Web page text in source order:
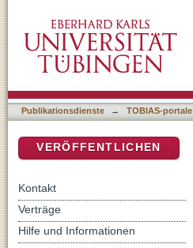
Publikationsdienste → TOBIAS-portale
VERÖFFENTLICHEN
Kontakt
Verträge
Hilfe und Informationen